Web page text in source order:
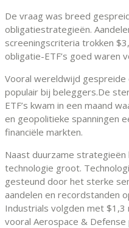
De vraag was breed
obligatiestrategieën.
screeningscriteria trokken
obligatie-ETF’s goed waren
Vooral wereldwijd
populair bij beleggers.De
ETF’s kwam in een maand
en geopolitieke spanningen
financiële markten.
Naast duurzame
technologie groot.
gesteund door het sterke
aandelen en recordstanden
Industrials volgden met
vooral Aerospace & Defense